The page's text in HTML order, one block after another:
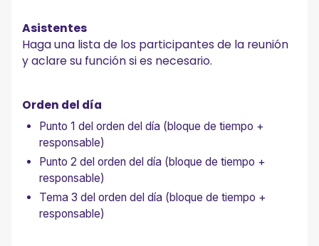
Asistentes
Haga una lista de los participantes de la reunión
y aclare su función si es necesario.
Orden del día
Punto 1 del orden del día (bloque de tiempo +
responsable)
Punto 2 del orden del día (bloque de tiempo +
responsable)
Tema 3 del orden del día (bloque de tiempo +
responsable)